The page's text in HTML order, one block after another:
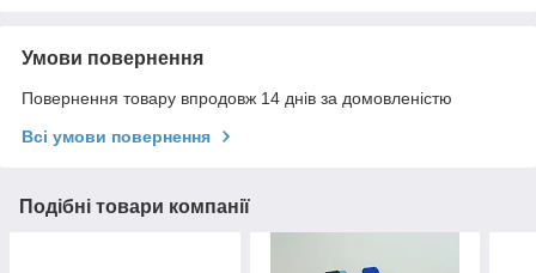
Умови повернення
Повернення товару впродовж 14 днів за домовленістю
Всі умови повернення
Подібні товари компанії